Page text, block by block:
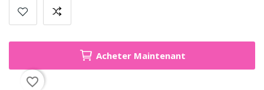
Acheter Maintenant
favorite_border